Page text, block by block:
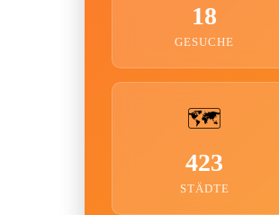
18
GESUCHE
🗺️
423
STÄDTE